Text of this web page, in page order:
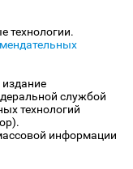
технологии.
службой
технологий
информации